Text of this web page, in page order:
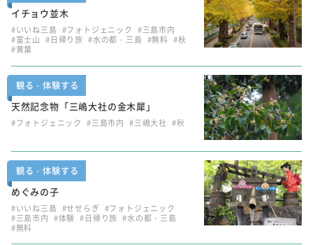
イチョウ並木
#いいね三島 #フォトジェニック #三島市内
#富士山 #日帰り旅 #水の都・三島 #無料 #秋
#黄葉
観る・体験する
天然記念物「三嶋大社の金木犀」
#フォトジェニック #三島市内 #三嶋大社 #秋
観る・体験する
めぐみの子
#いいね三島 #せせらぎ #フォトジェニック
#三島市内 #体験 #日帰り旅 #水の都・三島
#無料